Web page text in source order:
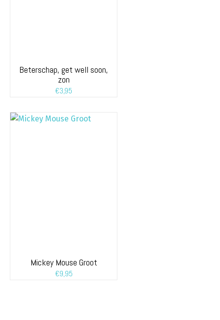
Beterschap, get well soon,
zon
€3,95
Mickey Mouse Groot
€9,95